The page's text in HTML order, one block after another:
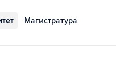
Магистратура